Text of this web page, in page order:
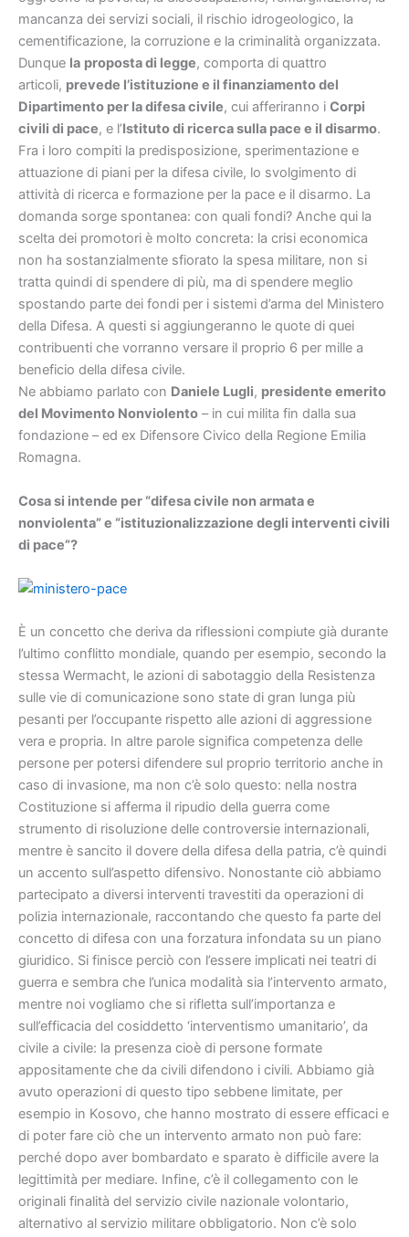
mancanza dei servizi sociali, il rischio idrogeologico, la
cementificazione, la corruzione e la criminalità organizzata.
Dunque la proposta di legge, comporta di quattro
articoli, prevede l’istituzione e il finanziamento del
Dipartimento per la difesa civile, cui afferiranno i Corpi
civili di pace, e l’Istituto di ricerca sulla pace e il disarmo.
Fra i loro compiti la predisposizione, sperimentazione e
attuazione di piani per la difesa civile, lo svolgimento di
attività di ricerca e formazione per la pace e il disarmo. La
domanda sorge spontanea: con quali fondi? Anche qui la
scelta dei promotori è molto concreta: la crisi economica
non ha sostanzialmente sfiorato la spesa militare, non si
tratta quindi di spendere di più, ma di spendere meglio
spostando parte dei fondi per i sistemi d’arma del Ministero
della Difesa. A questi si aggiungeranno le quote di quei
contribuenti che vorranno versare il proprio 6 per mille a
beneficio della difesa civile.
Ne abbiamo parlato con Daniele Lugli, presidente emerito
del Movimento Nonviolento – in cui milita fin dalla sua
fondazione – ed ex Difensore Civico della Regione Emilia
Romagna.
Cosa si intende per “difesa civile non armata e
nonviolenta” e “istituzionalizzazione degli interventi civili
di pace”?
È un concetto che deriva da riflessioni compiute già durante
l’ultimo conflitto mondiale, quando per esempio, secondo la
stessa Wermacht, le azioni di sabotaggio della Resistenza
sulle vie di comunicazione sono state di gran lunga più
pesanti per l’occupante rispetto alle azioni di aggressione
vera e propria. In altre parole significa competenza delle
persone per potersi difendere sul proprio territorio anche in
caso di invasione, ma non c’è solo questo: nella nostra
Costituzione si afferma il ripudio della guerra come
strumento di risoluzione delle controversie internazionali,
mentre è sancito il dovere della difesa della patria, c’è quindi
un accento sull’aspetto difensivo. Nonostante ciò abbiamo
partecipato a diversi interventi travestiti da operazioni di
polizia internazionale, raccontando che questo fa parte del
concetto di difesa con una forzatura infondata su un piano
giuridico. Si finisce perciò con l’essere implicati nei teatri di
guerra e sembra che l’unica modalità sia l’intervento armato,
mentre noi vogliamo che si rifletta sull’importanza e
sull’efficacia del cosiddetto ‘interventismo umanitario’, da
civile a civile: la presenza cioè di persone formate
appositamente che da civili difendono i civili. Abbiamo già
avuto operazioni di questo tipo sebbene limitate, per
esempio in Kosovo, che hanno mostrato di essere efficaci e
di poter fare ciò che un intervento armato non può fare:
perché dopo aver bombardato e sparato è difficile avere la
legittimità per mediare. Infine, c’è il collegamento con le
originali finalità del servizio civile nazionale volontario,
alternativo al servizio militare obbligatorio. Non c’è solo